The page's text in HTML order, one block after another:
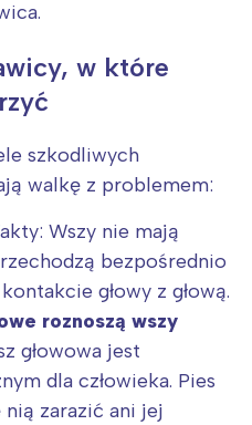
w które
szkodliwych
walkę z problemem:
Wszy nie mają
bezpośrednio
głowy z głową.
roznoszą wszy
głowowa jest
dla człowieka. Pies
zarazić ani jej